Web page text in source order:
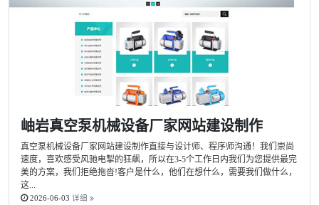
岫岩真空泵机械设备厂家网站建设制作
真空泵机械设备厂家网站建设制作直接与设计师、程序师沟通！我们崇尚
速度，喜欢感受风驰电掣的狂飙，所以在3-5个工作日内我们为您提供最完
美的方案，我们拒绝拖沓!客户是什么，他们在想什么，需要我们做什么，
这...
2026-06-03 详细